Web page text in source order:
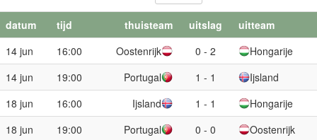
datum tijd thuisteam uitslag
uitteam
14 jun
16:00 Oostenrijk 0 - 2
Hongarije
14 jun
19:00 Portugal 1 - 1
Ijsland
18 jun
16:00 Ijsland 1 - 1
Hongarije
18 jun
19:00 Portugal 0 - 0
Oostenrijk